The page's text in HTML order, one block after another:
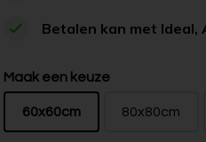
Betalen kan met Ideal,
Maak een keuze
60x60cm 80x80cm